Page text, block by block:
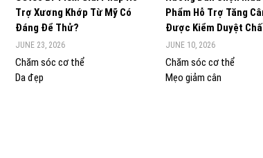
Trợ Xương Khớp Từ Mỹ Có
Đáng Để Thử?
JUNE 23, 2026
Chăm sóc cơ thể
Da đẹp
Phẩm Hỗ Trợ Tăng
Được Kiểm Duyệt
JUNE 10, 2026
Chăm sóc cơ thể
Mẹo giảm cân